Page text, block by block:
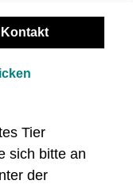
Kontakt
Tier
sich bitte an
der